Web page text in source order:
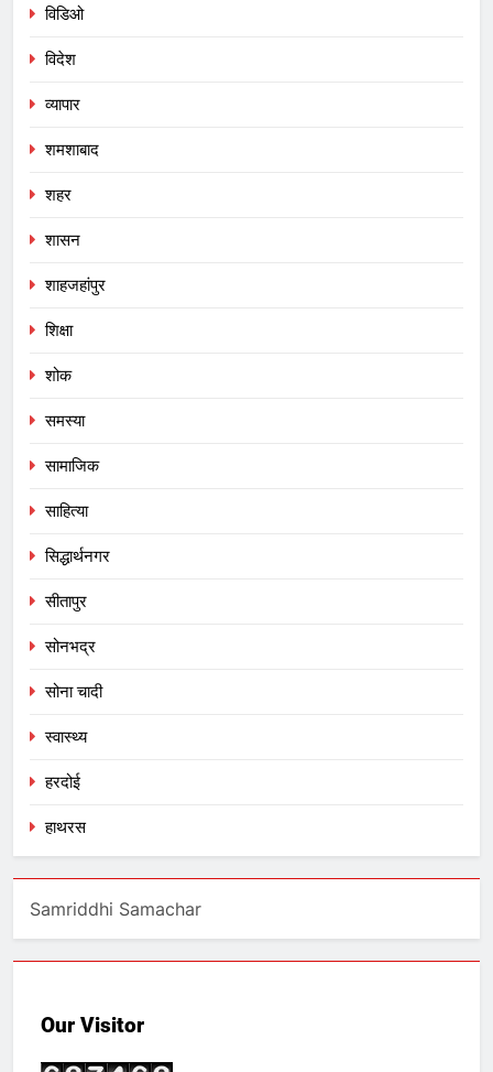
विडिओ
विदेश
व्यापार
शमशाबाद
शहर
शासन
शाहजहांपुर
शिक्षा
शोक
समस्या
सामाजिक
साहित्या
सिद्धार्थनगर
सीतापुर
सोनभद्र
सोना चादी
स्वास्थ्य
हरदोई
हाथरस
Samriddhi Samachar
Our Visitor